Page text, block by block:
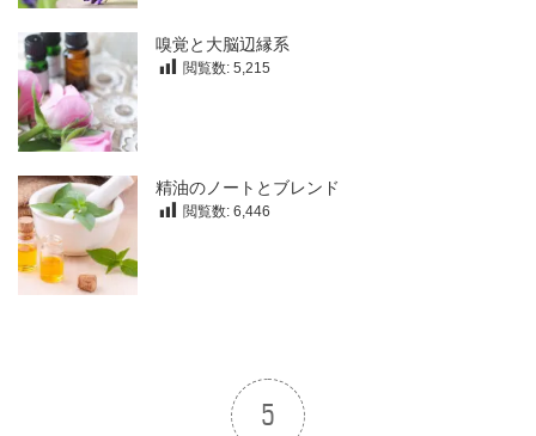
嗅覚と大脳辺縁系
閲覧数: 5,215
精油のノートとブレンド
閲覧数: 6,446
5